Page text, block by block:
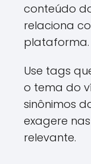
conteúdo
relaciona
plataforma.
Use tags
o tema do
sinônimos
exagere
relevante.